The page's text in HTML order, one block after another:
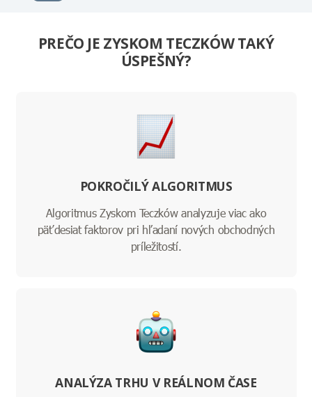
PREČO JE ZYSKOM TECZKÓW TAKÝ
ÚSPEŠNÝ?
POKROČILÝ ALGORITMUS
Algoritmus Zyskom Teczków analyzuje viac ako
päťdesiat faktorov pri hľadaní nových obchodných
príležitostí.
ANALÝZA TRHU V REÁLNOM ČASE